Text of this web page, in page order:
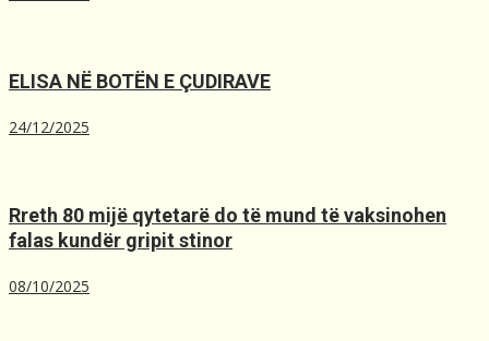
ELISA NË BOTËN E ÇUDIRAVE
24/12/2025
Rreth 80 mijë qytetarë do të mund të vaksinohen
falas kundër gripit stinor
08/10/2025